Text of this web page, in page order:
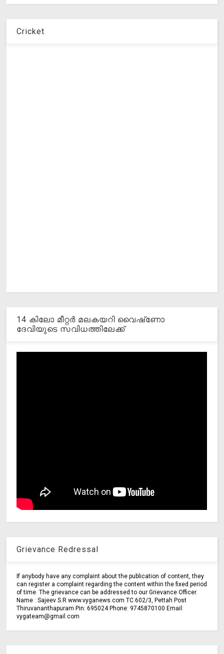
Cricket
14 കിലോ മീറ്റര്‍ മലകയറി വൈഷ്‌ണോ
ദേവിയുടെ സവിധത്തിലേക്ക്
Grievance Redressal
If anybody have any complaint about the publication of content, they
can register a complaint regarding the content within the fixed period
of time. The grievance can be addressed to our Grievance Officer.
Name : Sajeev S.R www.vyganews.com TC 602/3, Pettah Post
Thiruvananthapuram Pin: 695024 Phone: 9745870100 Email:
vygateam@gmail.com